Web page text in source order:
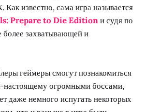
известно, сама игра называется
Prepare to Die Editionи судя по
более захватывающей и
геймеры смогут познакомиться
настоящему огромными боссами,
даже немного испугать некоторых